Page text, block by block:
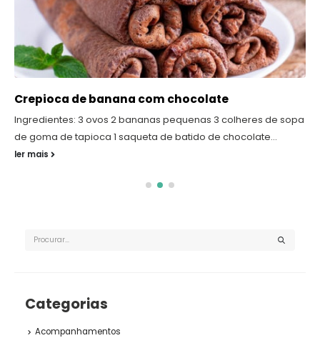
Crepioca de banana com chocolate
Ingredientes: 3 ovos 2 bananas pequenas 3 colheres de sopa
de goma de tapioca 1 saqueta de batido de chocolate...
ler mais
Categorias
Acompanhamentos